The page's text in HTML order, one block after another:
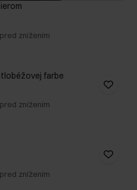
znížením
farbe
znížením
znížením